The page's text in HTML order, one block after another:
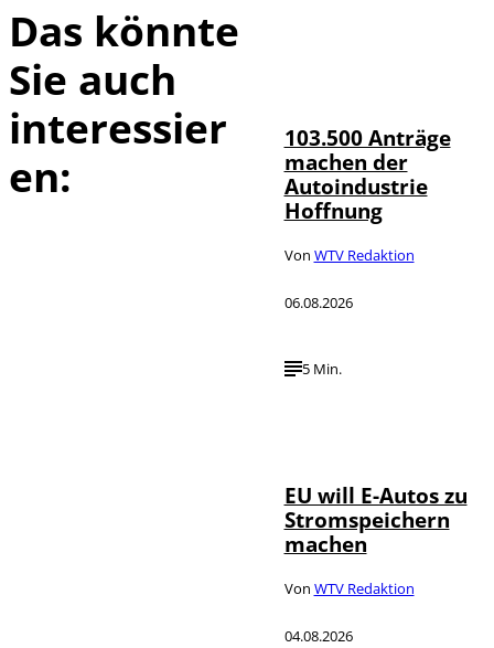
Das könnte
Sie auch
interessier
en:
103.500 Anträge
machen der
Autoindustrie
Hoffnung
Von WTV Redaktion
06.08.2026
5 Min.
EU will E-Autos zu
Stromspeichern
machen
Von WTV Redaktion
04.08.2026